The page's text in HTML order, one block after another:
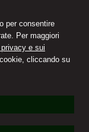
per consentire
Per maggiori
e sui
cliccando su